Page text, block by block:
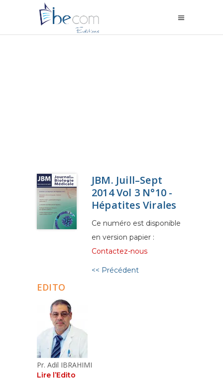
JBM. Juill–Sept
2014 Vol 3 N°10 -
Hépatites Virales
Ce numéro est disponible
en version papier :
Contactez-nous
<< Précédent
EDITO
Pr. Adil IBRAHIMI
Lire l’Edito